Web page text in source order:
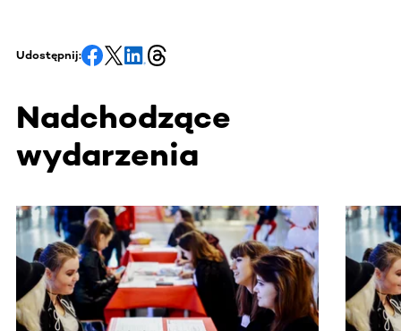
Udostępnij:
Nadchodzące
wydarzenia
Ta sekcja zawiera treści przewijane w poziomie. Użyj